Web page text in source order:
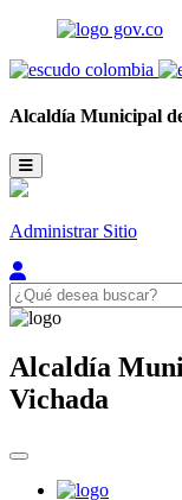
Alcaldía Municipal
Administrar Sitio
Alcaldía
Vichada